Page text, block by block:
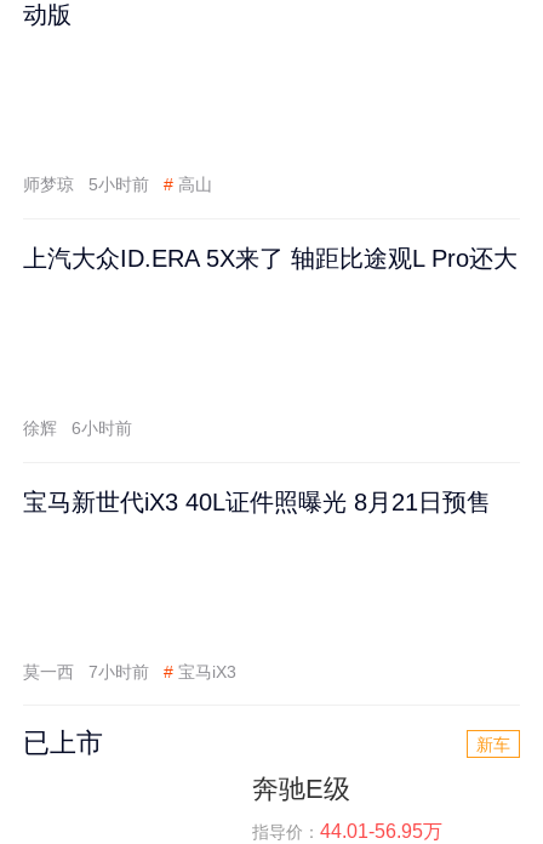
动版
师梦琼 5小时前 # 高山
上汽大众ID.ERA 5X来了 轴距比途观L Pro还大
徐辉 6小时前
宝马新世代iX3 40L证件照曝光 8月21日预售
莫一西 7小时前 # 宝马iX3
已上市 新车
奔驰E级
指导价： 44.01-56.95万